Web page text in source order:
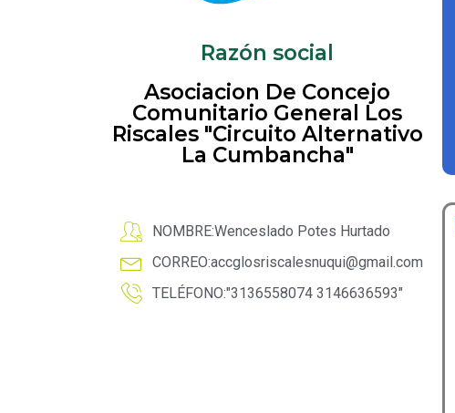
Razón social
Asociacion De Concejo
Comunitario General Los
Riscales "Circuito Alternativo
La Cumbancha"
NOMBRE:Wenceslado Potes Hurtado
CORREO:accglosriscalesnuqui@gmail.com
TELÉFONO:"3136558074 3146636593"